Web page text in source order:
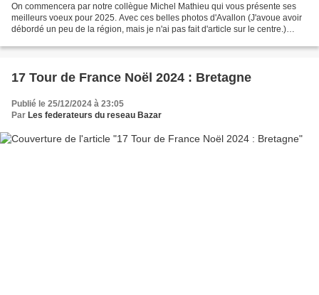
On commencera par notre collègue Michel Mathieu qui vous présente ses
meilleurs voeux pour 2025. Avec ces belles photos d'Avallon (J'avoue avoir
débordé un peu de la région, mais je n'ai pas fait d'article sur le centre.)
17 Tour de France Noël 2024 : Bretagne
Publié le 25/12/2024 à 23:05
Par Les federateurs du reseau Bazar